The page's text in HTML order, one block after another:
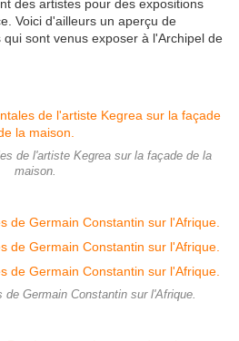
des artistes pour des expositions
Voici d'ailleurs un aperçu de
sont venus exposer à l'Archipel de
de l'artiste Kegrea sur la façade de la
maison.
de Germain Constantin sur l'Afrique.